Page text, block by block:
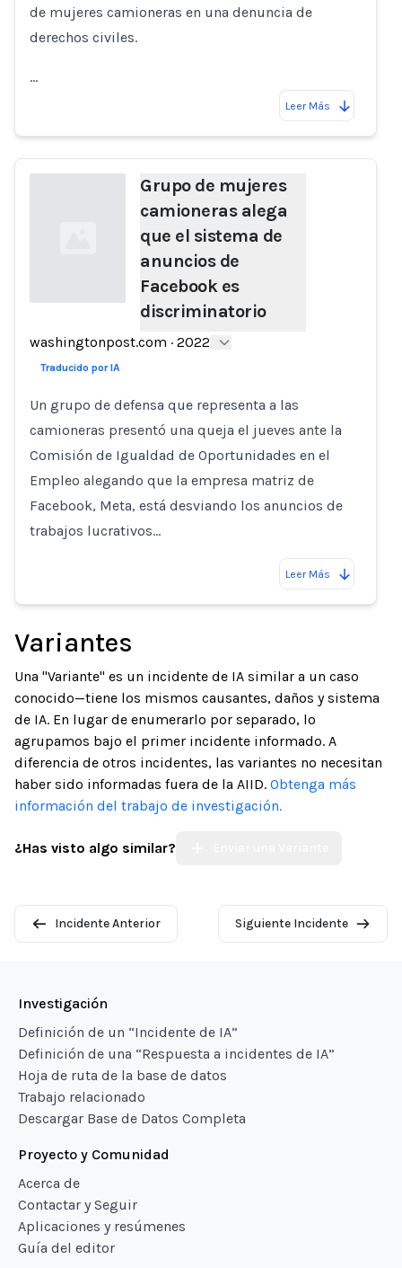
de mujeres camioneras en una denuncia de
derechos civiles.
…
Leer Más
Loading...
Grupo de mujeres
camioneras alega
que el sistema de
anuncios de
Facebook es
discriminatorio
washingtonpost.com · 2022
Traducido por IA
Un grupo de defensa que representa a las
camioneras presentó una queja el jueves ante la
Comisión de Igualdad de Oportunidades en el
Empleo alegando que la empresa matriz de
Facebook, Meta, está desviando los anuncios de
trabajos lucrativos…
Leer Más
Variantes
Una "Variante" es un incidente de IA similar a un caso
conocido—tiene los mismos causantes, daños y sistema
de IA. En lugar de enumerarlo por separado, lo
agrupamos bajo el primer incidente informado. A
diferencia de otros incidentes, las variantes no necesitan
haber sido informadas fuera de la AIID. Obtenga más
información del trabajo de investigación.
¿Has visto algo similar?
Incidente Anterior Siguiente Incidente
Investigación
Definición de un “Incidente de IA”
Definición de una “Respuesta a incidentes de IA”
Hoja de ruta de la base de datos
Trabajo relacionado
Descargar Base de Datos Completa
Proyecto y Comunidad
Acerca de
Contactar y Seguir
Aplicaciones y resúmenes
Guía del editor